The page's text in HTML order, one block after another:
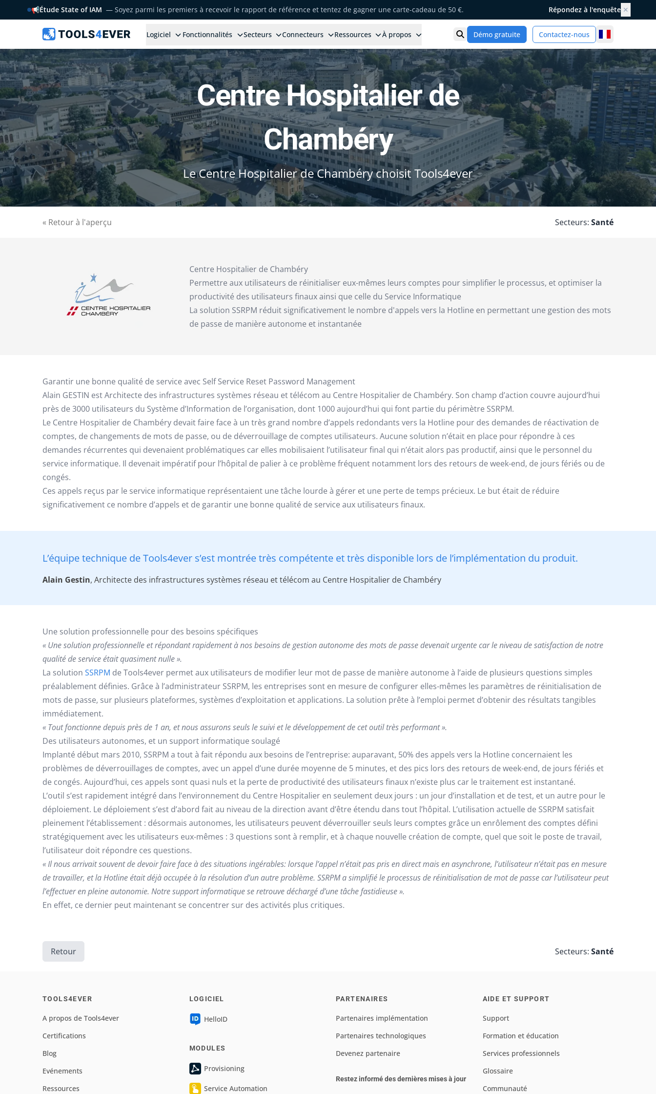
📢Étude State of IAM — Soyez parmi les premiers à recevoir le rapport de référence et tentez de gagner une carte-cadeau de 50 €. Répondez à l'enquête ✕
Logiciel Fonctionnalités Secteurs Connecteurs Ressources À propos Ouvrir la recherche
Démo gratuite Contactez-nous
Centre Hospitalier de
Chambéry
Le Centre Hospitalier de Chambéry choisit Tools4ever
« Retour à l'aperçu Secteurs: Santé
Centre Hospitalier de Chambéry
Permettre aux utilisateurs de réinitialiser eux-mêmes leurs comptes pour simplifier le processus, et optimiser la
productivité des utilisateurs finaux ainsi que celle du Service Informatique
La solution SSRPM réduit significativement le nombre d'appels vers la Hotline en permettant une gestion des mots
de passe de manière autonome et instantanée
Garantir une bonne qualité de service avec Self Service Reset Password Management
Alain GESTIN est Architecte des infrastructures systèmes réseau et télécom au Centre Hospitalier de Chambéry. Son champ d’action couvre aujourd’hui
près de 3000 utilisateurs du Système d’Information de l’organisation, dont 1000 aujourd’hui qui font partie du périmètre SSRPM.
Le Centre Hospitalier de Chambéry devait faire face à un très grand nombre d’appels redondants vers la Hotline pour des demandes de réactivation de
comptes, de changements de mots de passe, ou de déverrouillage de comptes utilisateurs. Aucune solution n’était en place pour répondre à ces
demandes récurrentes qui devenaient problématiques car elles mobilisaient l’utilisateur final qui n’était alors pas productif, ainsi que le personnel du
service informatique. Il devenait impératif pour l’hôpital de palier à ce problème fréquent notamment lors des retours de week-end, de jours fériés ou de
congés.
Ces appels reçus par le service informatique représentaient une tâche lourde à gérer et une perte de temps précieux. Le but était de réduire
significativement ce nombre d’appels et de garantir une bonne qualité de service aux utilisateurs finaux.
L’équipe technique de Tools4ever s’est montrée très compétente et très disponible lors de l’implémentation du produit.
Alain Gestin, Architecte des infrastructures systèmes réseau et télécom au Centre Hospitalier de Chambéry
Une solution professionnelle pour des besoins spécifiques
« Une solution professionnelle et répondant rapidement à nos besoins de gestion autonome des mots de passe devenait urgente car le niveau de satisfaction de notre
qualité de service était quasiment nulle ».
La solution SSRPM de Tools4ever permet aux utilisateurs de modifier leur mot de passe de manière autonome à l’aide de plusieurs questions simples
préalablement définies. Grâce à l’administrateur SSRPM, les entreprises sont en mesure de configurer elles-mêmes les paramètres de réinitialisation de
mots de passe, sur plusieurs plateformes, systèmes d’exploitation et applications. La solution prête à l’emploi permet d’obtenir des résultats tangibles
immédiatement.
« Tout fonctionne depuis près de 1 an, et nous assurons seuls le suivi et le développement de cet outil très performant ».
Des utilisateurs autonomes, et un support informatique soulagé
Implanté début mars 2010, SSRPM a tout à fait répondu aux besoins de l’entreprise: auparavant, 50% des appels vers la Hotline concernaient les
problèmes de déverrouillages de comptes, avec un appel d’une durée moyenne de 5 minutes, et des pics lors des retours de week-end, de jours fériés et
de congés. Aujourd’hui, ces appels sont quasi nuls et la perte de productivité des utilisateurs finaux n’existe plus car le traitement est instantané.
L’outil s’est rapidement intégré dans l’environnement du Centre Hospitalier en seulement deux jours : un jour d’installation et de test, et un autre pour le
déploiement. Le déploiement s’est d’abord fait au niveau de la direction avant d’être étendu dans tout l’hôpital. L’utilisation actuelle de SSRPM satisfait
pleinement l’établissement : désormais autonomes, les utilisateurs peuvent déverrouiller seuls leurs comptes grâce un enrôlement des comptes défini
stratégiquement avec les utilisateurs eux-mêmes : 3 questions sont à remplir, et à chaque nouvelle création de compte, quel que soit le poste de travail,
l’utilisateur doit répondre ces questions.
« Il nous arrivait souvent de devoir faire face à des situations ingérables: lorsque l’appel n’était pas pris en direct mais en asynchrone, l’utilisateur n’était pas en mesure
de travailler, et la Hotline était déjà occupée à la résolution d’un autre problème. SSRPM a simplifié le processus de réinitialisation de mot de passe car l’utilisateur peut
l’effectuer en pleine autonomie. Notre support informatique se retrouve déchargé d’une tâche fastidieuse ».
En effet, ce dernier peut maintenant se concentrer sur des activités plus critiques.
Retour Secteurs: Santé
TOOLS4EVER
A propos de Tools4ever
Certifications
Blog
Evénements
Ressources
LOGICIEL
HelloID
MODULES
Provisioning
Service Automation
PARTENAIRES
Partenaires implémentation
Partenaires technologiques
Devenez partenaire
Restez informé des dernières mises à jour
AIDE ET SUPPORT
Support
Formation et éducation
Services professionnels
Glossaire
Communauté